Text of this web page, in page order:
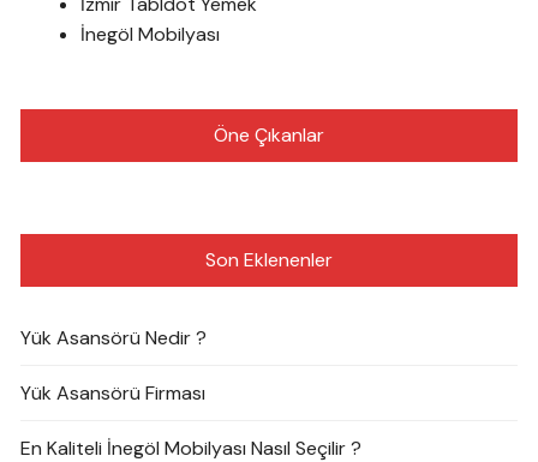
İnegöl Mobilyası
Öne Çıkanlar
Son Eklenenler
Yük Asansörü Nedir ?
Yük Asansörü Firması
En Kaliteli İnegöl Mobilyası Nasıl Seçilir ?